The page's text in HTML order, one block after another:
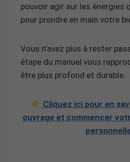
pouvoir agir sur les énergies
pour prendre en main votre
Vous n’avez plus à rester
étape du manuel vous
être plus profond et durable.
Cliquez ici pour en
ouvrage et commencer